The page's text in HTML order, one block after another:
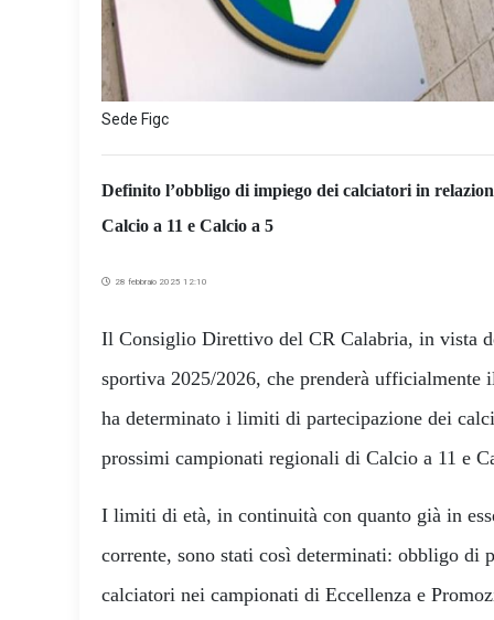
Sede Figc
Definito l’obbligo di impiego dei calciatori in
Calcio a 11 e Calcio a 5
28 febbraio 2025 12:10
Il Consiglio Direttivo del CR Calabria, in vista
sportiva 2025/2026, che prenderà
ha determinato i limiti di partecipazione dei
prossimi campionati regionali di Calcio a 11 e
I limiti di età, in continuità con quanto già in
corrente, sono stati così determinati: obbligo di
calciatori nei campionati di Eccellenza e